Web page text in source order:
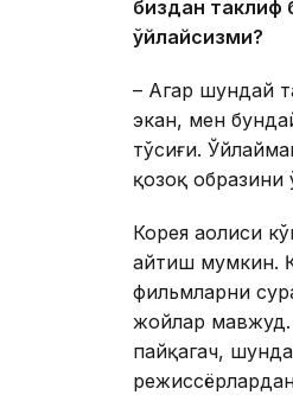
биздан таклиф
ўйлайсизми?
– Агар шундай
экан, мен
тўсиғи.
қозоқ
Корея аҳолиси
айтиш мумкин.
фильмларни
жойлар мавжуд.
пайқагач,